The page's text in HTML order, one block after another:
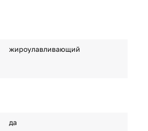
жироулавливающий
да